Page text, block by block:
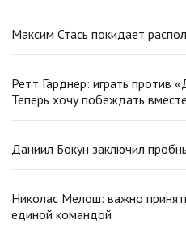
Максим Стась покидает
Ретт Гарднер: играть против
Теперь хочу побеждать
Даниил Бокун заключил
Николас Мелош: важно
единой командой